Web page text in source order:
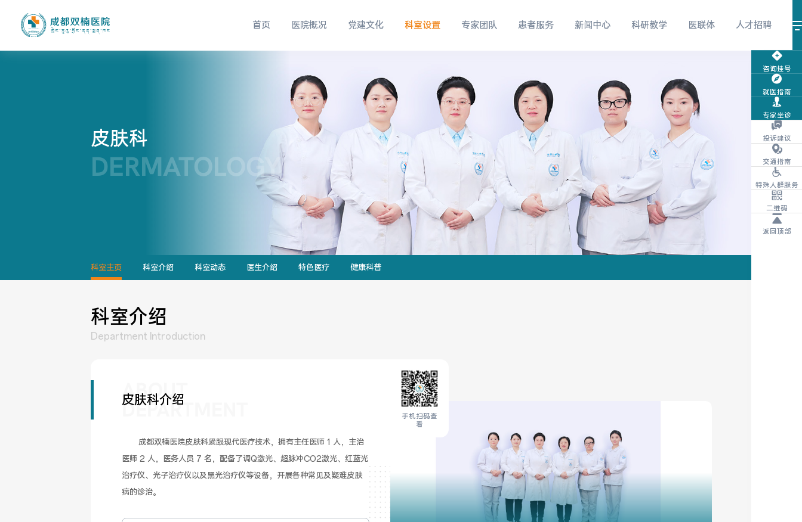
首页 医院概况 党建文化 科室设置 专家团队 患者服务 新闻中心 科研教学 医联体 人才招聘
皮肤科
DERMATOLOGY
科室主页 科室介绍 科室动态 医生介绍 特色医疗 健康科普
科室介绍
Department Introduction
皮肤科介绍
ABOUT
DEPARTMENT
医师 2 人，医务人员 7 名，配备了调Q激光、超脉冲CO2激光、红蓝光
治疗仪、光子治疗仪以及黑光治疗仪等设备，开展各种常见及疑难皮肤
病的诊治。
手机扫码查
看
咨询挂号
就医指南
专家坐诊
投诉建议
交通指南
特殊人群服务
二维码
微信订阅号 视频号
抖音 团购商城 体检报告查询
返回顶部